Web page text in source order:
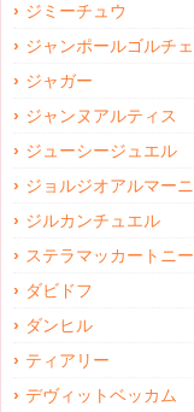
ジミーチュウ
ジャンポールゴルチェ
ジャガー
ジャンヌアルティス
ジューシージュエル
ジョルジオアルマーニ
ジルカンチュエル
ステラマッカートニー
ダビドフ
ダンヒル
ティアリー
デヴィットベッカム